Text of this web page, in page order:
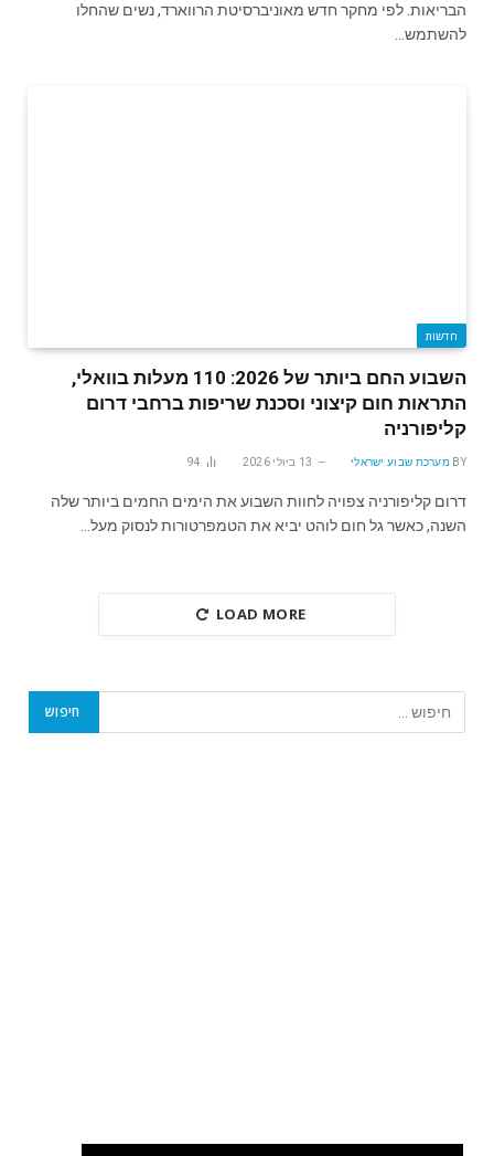
הבריאות. לפי מחקר חדש מאוניברסיטת הרווארד, נשים שהחלו
להשתמש…
חדשות
השבוע החם ביותר של 2026: 110 מעלות בוואלי,
התראות חום קיצוני וסכנת שריפות ברחבי דרום
קליפורניה
BY מערכת שבוע ישראלי 13 ביולי 2026 94
דרום קליפורניה צפויה לחוות השבוע את הימים החמים ביותר שלה
השנה, כאשר גל חום לוהט יביא את הטמפרטורות לנסוק מעל…
LOAD MORE